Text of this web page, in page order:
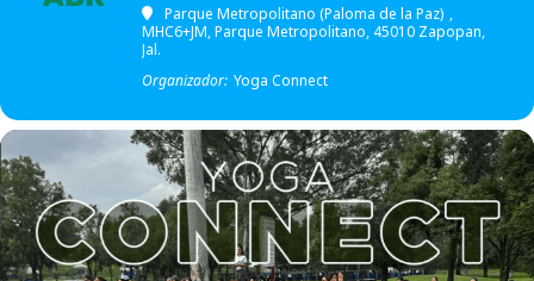
Parque Metropolitano (Paloma de la Paz) ,
MHC6+JM, Parque Metropolitano, 45010 Zapopan,
Jal.
Organizador: Yoga Connect